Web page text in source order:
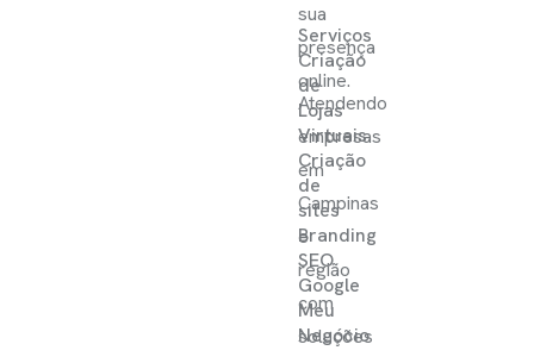
Serviços
Criação
de
Lojas
Virtuais
Criação
de
sites
Branding
SEO
Google
Meu
Negócio
sua
presença
online.
Atendendo
empresas
em
Campinas
e
região
com
soluções